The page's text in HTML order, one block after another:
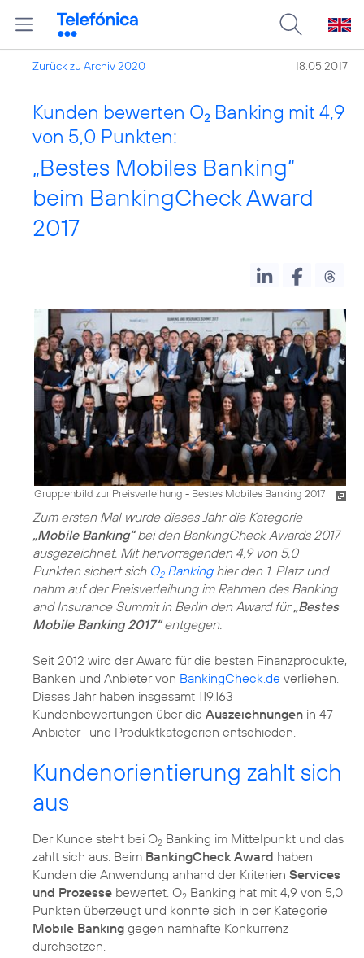
Zurück zu Archiv 2020 18.05.2017
Kunden bewerten O2 Banking mit 4,9
von 5,0 Punkten:
„Bestes Mobiles Banking“
beim BankingCheck Award
2017
Gruppenbild zur Preisverleihung - Bestes Mobiles Banking 2017
Zum ersten Mal wurde dieses Jahr die Kategorie
„Mobile Banking“bei den BankingCheck Awards 2017
ausgezeichnet. Mit hervorragenden 4,9 von 5,0
Punkten sichert sich O2Bankinghier den 1. Platz und
nahm auf der Preisverleihung im Rahmen des Banking
and Insurance Summit in Berlin den Award für„Bestes
Mobile Banking 2017“entgegen.
Seit 2012 wird der Award für die besten Finanzprodukte,
Banken und Anbieter von BankingCheck.de verliehen.
Dieses Jahr haben insgesamt 119.163
Kundenbewertungen über die Auszeichnungen in 47
Anbieter- und Produktkategorien entschieden.
Kundenorientierung zahlt sich
aus
Der Kunde steht bei O2 Banking im Mittelpunkt und das
zahlt sich aus. Beim BankingCheck Award haben
Kunden die Anwendung anhand der Kriterien Services
und Prozesse bewertet. O2 Banking hat mit 4,9 von 5,0
Punkten überzeugt und konnte sich in der Kategorie
Mobile Banking gegen namhafte Konkurrenz
durchsetzen.